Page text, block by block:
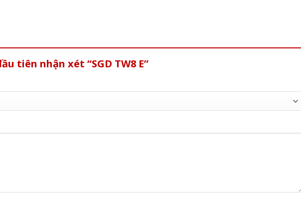
tiên nhận xét “SGD TW8 E”